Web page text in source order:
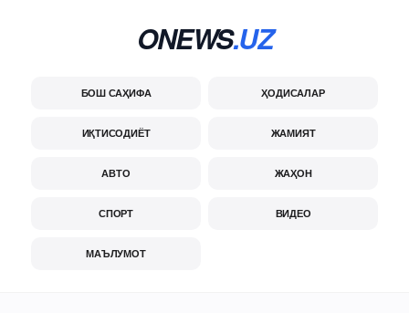
ONEWS.UZ
БОШ САҲИФА ҲОДИСАЛАР
ИҚТИСОДИЁТ ЖАМИЯТ
АВТО ЖАҲОН
СПОРТ ВИДЕО
МАЪЛУМОТ